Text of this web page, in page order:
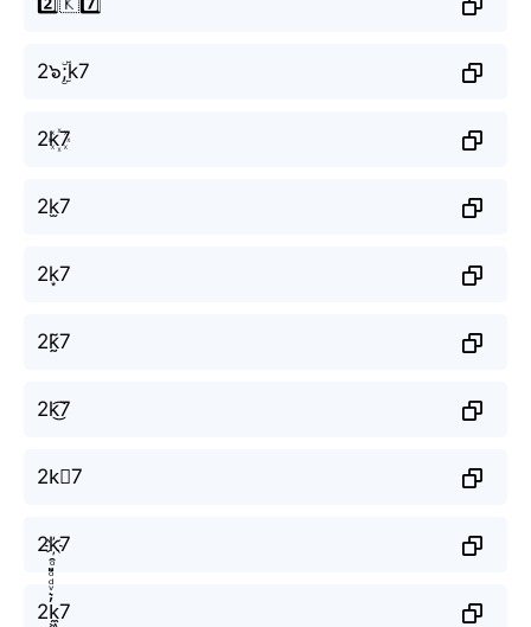
2๖ۣۜ;k7
2k꙰7
2k̫7
2k͙7
2k̰̃7
2k͜͡7
2k⃟7
2k҉7
2k̼͖̺̠̰͇̙̓͛ͮͩͦ̎ͦ̑ͅ7